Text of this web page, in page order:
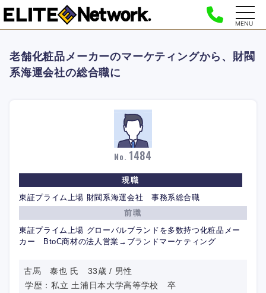
MENU
老舗化粧品メーカーのマーケティングから、財閥
系海運会社の総合職に
No. 1484
現職
東証プライム上場 財閥系海運会社 事務系総合職
前職
東証プライム上場 グローバルブランドを多数持つ化粧品メー
カー BtoC商材の法人営業→ブランドマーケティング
古馬 泰也 氏 33歳 / 男性
学歴：私立 土浦日本大学高等学校 卒